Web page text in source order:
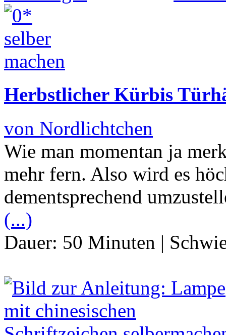
Herbstlicher Kürbis
von Nordlichtchen
Wie man momentan ja
mehr fern. Also wird es
dementsprechend
(...)
Dauer: 50 Minuten |